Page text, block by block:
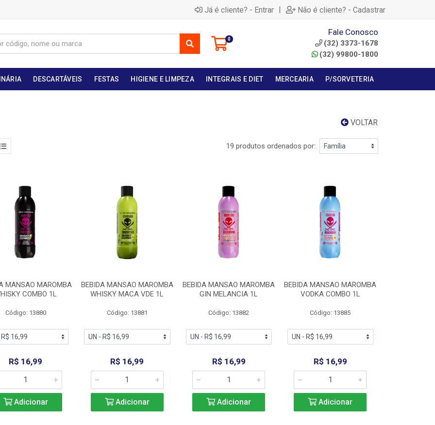
Já é cliente? - Entrar | Não é cliente? - Cadastrar
0
Fale Conosco
(32) 3373-1678
(32) 99800-1800
DESCARTÁVEIS FESTAS HIGIENE E LIMPEZA INTEGRAIS E DIET MERCEARIA P/SORVETERIA
VOLTAR
19 produtos ordenados por:
MANSAO MAROMBA
COMBO 1L
Código: 13880
R$ 16,99
Adicionar
BEBIDA MANSAO MAROMBA
WHISKY MACA VDE 1L
Código: 13881
R$ 16,99
Adicionar
BEBIDA MANSAO MAROMBA
GIN MELANCIA 1L
Código: 13882
R$ 16,99
Adicionar
BEBIDA MANSAO MAROMBA
VODKA COMBO 1L
Código: 13885
R$ 16,99
Adicionar